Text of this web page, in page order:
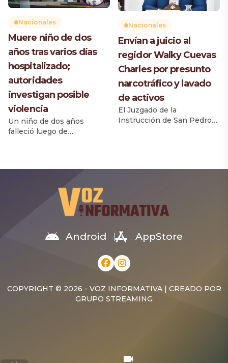
eléctricas y ráfagas de
viento aisladas en varias
madrugada se registran
chubascos con tronadas
aisladas principalmente […]
Impuestos Internos (DGII).
El acto fue encabezado por
el director ejecutivo […]
Nacionales
Muere niño de dos
años tras varios días
hospitalizado;
autoridades
investigan posible
violencia
Un niño de dos años
falleció luego de
donde llegó con signos de
informaron familiares. El
menor, identificado como
Daylon Vicente Sánchez,
cerebral producto de un
Nacionales
Envían a juicio al
regidor Walky Cuevas
Charles por presunto
narcotráfico y lavado
de activos
El Juzgado de la
Instrucción de San Pedro
Cuevas Autoimport, tras
con elementos suficientes
juicio de fondo. La decisión
fue adoptada luego […]
Android AppStore
COPYRIGHT © 2026 - VOZ INFORMATIVA | CREADO POR
GRUPO STREAMING